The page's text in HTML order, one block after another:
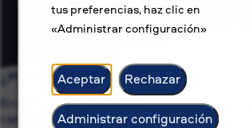
tus preferencias, haz clic en
«Administrar configuración»
Aceptar Rechazar
Administrar configuración
¿Por qué BAT?
En BAT, no solo buscamos ofrecer un
carrera con sentido.